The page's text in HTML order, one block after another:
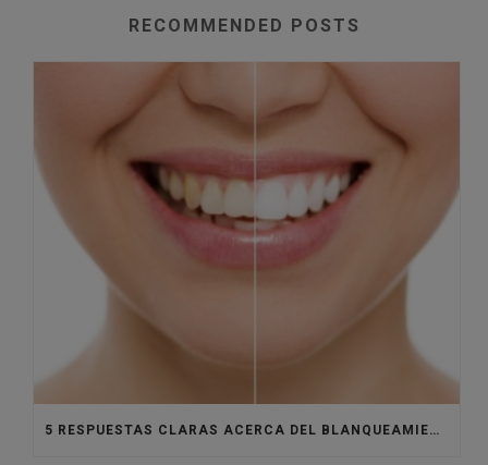
RECOMMENDED POSTS
5 RESPUESTAS CLARAS ACERCA DEL BLANQUEAMIENTO DENTAL